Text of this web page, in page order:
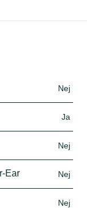
Nej
Ja
Nej
Ear Nej
Nej